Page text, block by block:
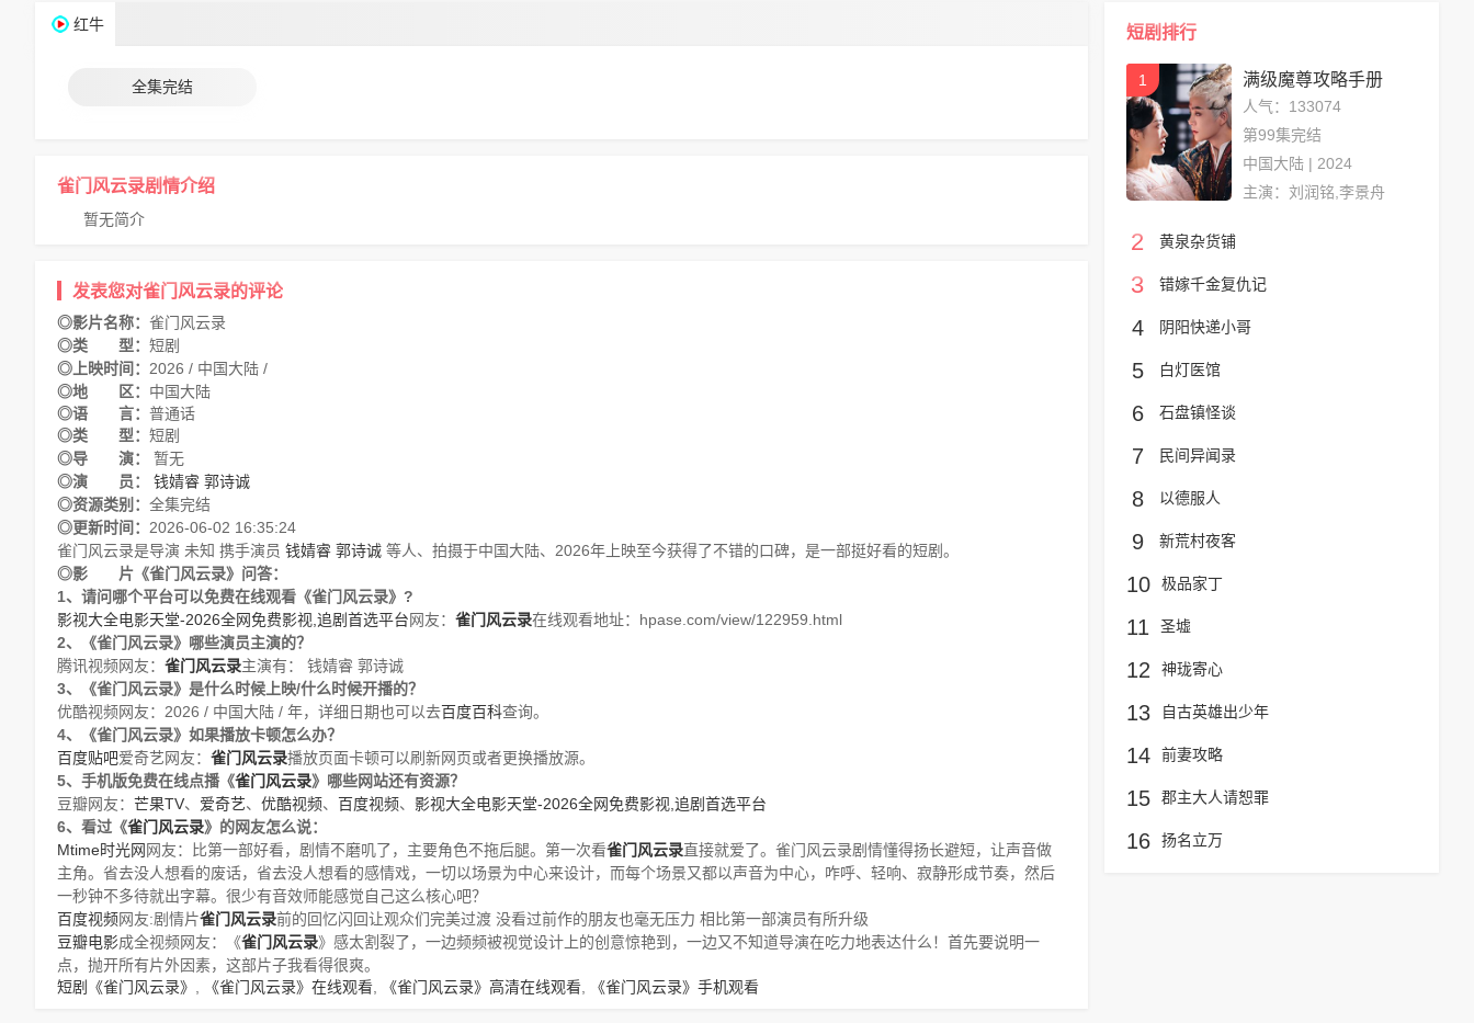
红牛
全集完结
雀门风云录剧情介绍
暂无简介
发表您对雀门风云录的评论
◎影片名称： 雀门风云录
◎类 型： 短剧
◎上映时间： 2026 / 中国大陆 /
◎地 区： 中国大陆
◎语 言： 普通话
◎类 型： 短剧
◎导 演：
暂无
◎演 员：
钱婧睿 郭诗诚
◎资源类别： 全集完结
◎更新时间： 2026-06-02 16:35:24
雀门风云录是导演 未知 携手演员 钱婧睿 郭诗诚 等人、拍摄于中国大陆、2026年上映至今获得了不错的口碑，是一部挺好看的短剧。
◎影 片《雀门风云录》问答：
1、请问哪个平台可以免费在线观看《雀门风云录》?
影视大全电影天堂-2026全网免费影视,追剧首选平台网友： 雀门风云录在线观看地址：hpase.com/view/122959.html
2、《雀门风云录》哪些演员主演的？
腾讯视频网友： 雀门风云录主演有： 钱婧睿 郭诗诚
3、《雀门风云录》是什么时候上映/什么时候开播的？
优酷视频网友：2026 / 中国大陆 / 年，详细日期也可以去百度百科查询。
4、《雀门风云录》如果播放卡顿怎么办？
百度贴吧爱奇艺网友： 雀门风云录播放页面卡顿可以刷新网页或者更换播放源。
5、手机版免费在线点播《雀门风云录》哪些网站还有资源？
豆瓣网友： 芒果TV、 爱奇艺、 优酷视频、 百度视频、 影视大全电影天堂-2026全网免费影视,追剧首选平台
6、看过《雀门风云录》的网友怎么说：
Mtime时光网 网友：比第一部好看，剧情不磨叽了，主要角色不拖后腿。第一次看雀门风云录直接就爱了。雀门风云录剧情懂得扬长避短，让声音做
主角。省去没人想看的废话，省去没人想看的感情戏，一切以场景为中心来设计，而每个场景又都以声音为中心，咋呼、轻响、寂静形成节奏，然后
一秒钟不多待就出字幕。很少有音效师能感觉自己这么核心吧？
百度视频网友:剧情片雀门风云录前的回忆闪回让观众们完美过渡 没看过前作的朋友也毫无压力 相比第一部演员有所升级
豆瓣电影成全视频网友：《雀门风云录》感太割裂了，一边频频被视觉设计上的创意惊艳到，一边又不知道导演在吃力地表达什么！首先要说明一
点，抛开所有片外因素，这部片子我看得很爽。
短剧《雀门风云录》
《雀门风云录》在线观看 《雀门风云录》高清在线观看 《雀门风云录》手机观看
短剧排行
1 满级魔尊攻略手册
人气：133074
第99集完结
中国大陆 | 2024
主演：刘润铭,李景舟
2 黄泉杂货铺
3 错嫁千金复仇记
4 阴阳快递小哥
5 白灯医馆
6 石盘镇怪谈
7 民间异闻录
8 以德服人
9 新荒村夜客
10 极品家丁
11 圣墟
12 神珑寄心
13 自古英雄出少年
14 前妻攻略
15 郡主大人请恕罪
16 扬名立万